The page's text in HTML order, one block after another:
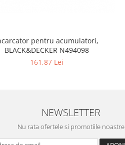
copii
pentru acumulatori,
BLACK&DECKER N494098
161,87 Lei
NEWSLETTER
Nu rata ofertele si promotiile noastre